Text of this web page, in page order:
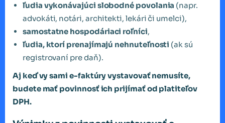
ľudia vykonávajúci slobodné povolania (napr.
advokáti, notári, architekti, lekári či umelci),
samostatne hospodáriaci roľníci,
ľudia, ktorí prenajímajú nehnuteľnosti (ak sú
registrovaní pre daň).
Aj keď vy sami e-faktúry vystavovať nemusíte,
budete mať povinnosť ich prijímať od platiteľov
DPH.